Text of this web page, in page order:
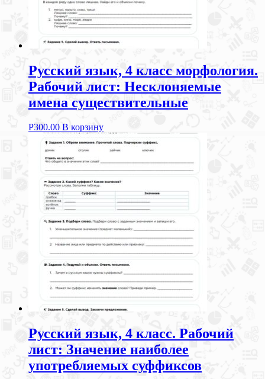
Русский язык, 4 класс морфология.
Рабочий лист: Несклоняемые
имена существительные
Р300.00 В корзину
Русский язык, 4 класс. Рабочий
лист: Значение наиболее
употребляемых суффиксов